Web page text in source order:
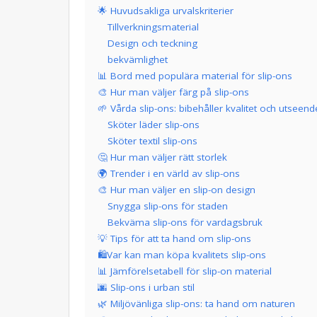
🌟 Huvudsakliga urvalskriterier
Tillverkningsmaterial
Design och teckning
bekvämlighet
📊 Bord med populära material för slip-ons
🎨 Hur man väljer färg på slip-ons
🌱 Vårda slip-ons: bibehåller kvalitet och
Sköter läder slip-ons
Sköter textil slip-ons
🤔 Hur man väljer rätt storlek
🌍 Trender i en värld av slip-ons
🎨 Hur man väljer en slip-on design
Snygga slip-ons för staden
Bekväma slip-ons för vardagsbruk
💡 Tips för att ta hand om slip-ons
🛍Var kan man köpa kvalitets slip-ons
📊 Jämförelsetabell för slip-on material
🌆 Slip-ons i urban stil
🌿 Miljövänliga slip-ons: ta hand om naturen